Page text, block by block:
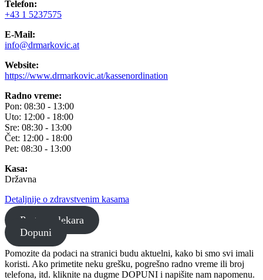
Telefon:
+43 1 5237575
E-Mail:
info@drmarkovic.at
Website:
https://www.drmarkovic.at/kassenordination
Radno vreme:
Pon: 08:30 - 13:00
Uto: 12:00 - 18:00
Sre: 08:30 - 13:00
Čet: 12:00 - 18:00
Pet: 08:30 - 13:00
Kasa:
Državna
Detaljnije o zdravstvenim kasama
Pretraga lekara
Dopuni
Pomozite da podaci na stranici budu aktuelni, kako bi smo svi imali
koristi. Ako primetite neku grešku, pogrešno radno vreme ili broj
telefona, itd. kliknite na dugme DOPUNI i napišite nam napomenu.